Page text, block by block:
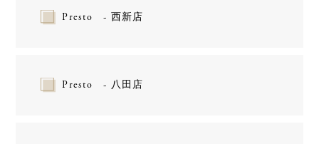
Presto - 西新店
Presto - 八田店